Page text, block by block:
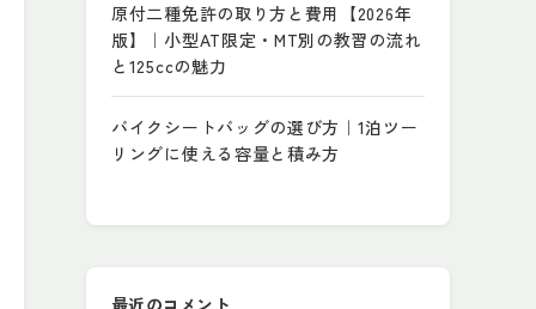
原付二種免許の取り方と費用【2026年
版】｜小型AT限定・MT別の教習の流れ
と125ccの魅力
バイクシートバッグの選び方｜1泊ツー
リングに使える容量と積み方